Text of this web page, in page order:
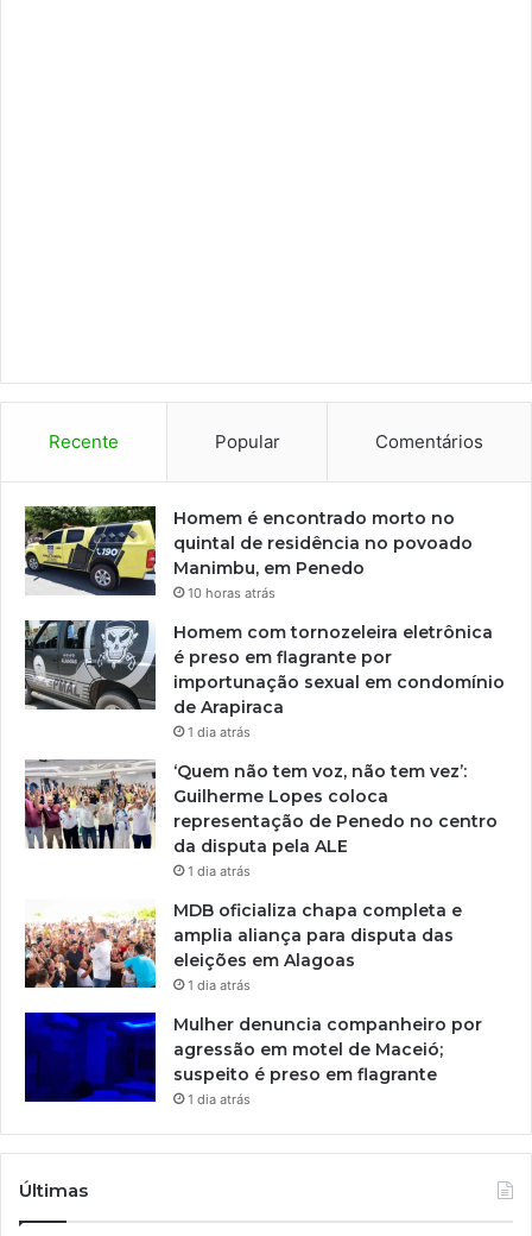
Recente Popular Comentários
Homem é encontrado morto no
quintal de residência no povoado
Manimbu, em Penedo
10 horas atrás
Homem com tornozeleira eletrônica
é preso em flagrante por
importunação sexual em condomínio
de Arapiraca
1 dia atrás
‘Quem não tem voz, não tem vez’:
Guilherme Lopes coloca
representação de Penedo no centro
da disputa pela ALE
1 dia atrás
MDB oficializa chapa completa e
amplia aliança para disputa das
eleições em Alagoas
1 dia atrás
Mulher denuncia companheiro por
agressão em motel de Maceió;
suspeito é preso em flagrante
1 dia atrás
Últimas